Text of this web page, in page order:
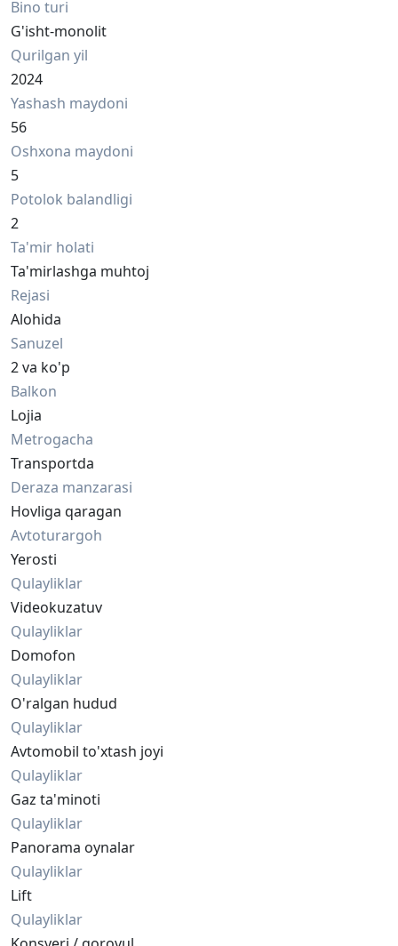
Bino turi
G'isht-monolit
Qurilgan yil
2024
Yashash maydoni
56
Oshxona maydoni
5
Potolok balandligi
2
Ta'mir holati
Ta'mirlashga muhtoj
Rejasi
Alohida
Sanuzel
2 va ko'p
Balkon
Lojia
Metrogacha
Transportda
Deraza manzarasi
Hovliga qaragan
Avtoturargoh
Yerosti
Qulayliklar
Videokuzatuv
Qulayliklar
Domofon
Qulayliklar
O'ralgan hudud
Qulayliklar
Avtomobil to'xtash joyi
Qulayliklar
Gaz ta'minoti
Qulayliklar
Panorama oynalar
Qulayliklar
Lift
Qulayliklar